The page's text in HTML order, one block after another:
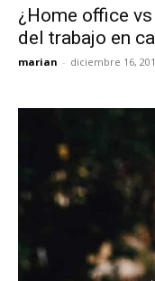
¿Home office
del trabajo en
marian - diciembre 16,